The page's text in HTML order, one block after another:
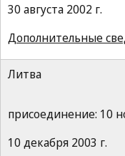
30 августа 2002 г.
Дополнительные
Литва
присоединение: 10
10 декабря 2003 г.